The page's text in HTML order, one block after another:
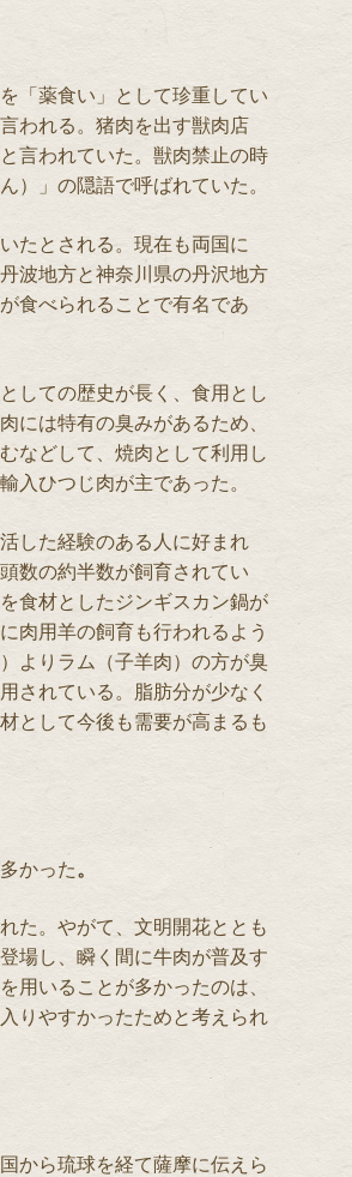
「薬食い」として珍重してい
われる。猪肉を出す獣肉店
言われていた。獣肉禁止の時
）」の隠語で呼ばれていた。
たとされる。現在も両国に
波地方と神奈川県の丹沢地方
食べられることで有名であ
しての歴史が長く、食用とし
には特有の臭みがあるため、
などして、焼肉として利用し
入ひつじ肉が主であった。
した経験のある人に好まれ
数の約半数が飼育されてい
食材としたジンギスカン鍋が
肉用羊の飼育も行われるよう
よりラム（子羊肉）の方が臭
されている。脂肪分が少なく
として今後も需要が高まるも
かった。
た。やがて、文明開花ととも
場し、瞬く間に牛肉が普及す
用いることが多かったのは、
りやすかったためと考えられ
から琉球を経て薩摩に伝えら